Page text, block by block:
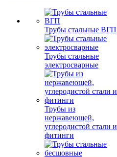
Трубы стальные ВГП
Трубы стальные
электросварные
Трубы из
нержавеющей,
углеродистой стали и
фитинги